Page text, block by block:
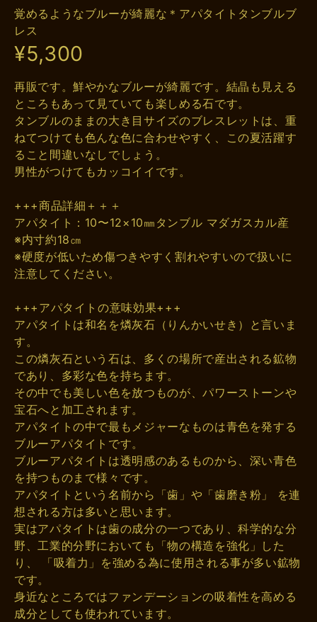
覚めるようなブルーが綺麗な＊アパタイトタンブルブ
レス
¥5,300
再販です。鮮やかなブルーが綺麗です。結晶も見える
ところもあって見ていても楽しめる石です。
タンブルのままの大き目サイズのブレスレットは、重
ねてつけても色んな色に合わせやすく、この夏活躍す
ること間違いなしでしょう。
男性がつけてもカッコイイです。
+++商品詳細＋＋＋
アパタイト：10〜12×10㎜タンブル マダガスカル産
※内寸約18㎝
※硬度が低いため傷つきやすく割れやすいので扱いに
注意してください。
+++アパタイトの意味効果+++
アパタイトは和名を燐灰石（りんかいせき）と言いま
す。
この燐灰石という石は、多くの場所で産出される鉱物
であり、多彩な色を持ちます。
その中でも美しい色を放つものが、パワーストーンや
宝石へと加工されます。
アパタイトの中で最もメジャーなものは青色を発する
ブルーアパタイトです。
ブルーアパタイトは透明感のあるものから、深い青色
を持つものまで様々です。
アパタイトという名前から「歯」や「歯磨き粉」 を連
想される方は多いと思います。
実はアパタイトは歯の成分の一つであり、科学的な分
野、工業的分野においても「物の構造を強化」した
り、 「吸着力」を強める為に使用される事が多い鉱物
です。
身近なところではファンデーションの吸着性を高める
成分としても使われています。